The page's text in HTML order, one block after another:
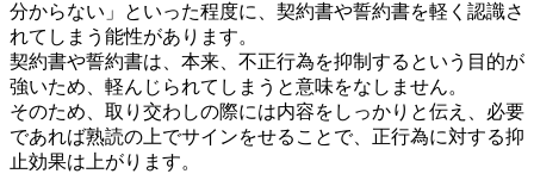
分からない」といった程度に、契約書や誓約書を軽く認識さ
れてしまう能性があります。
契約書や誓約書は、本来、不正行為を抑制するという目的が
強いため、軽んじられてしまうと意味をなしません。
そのため、取り交わしの際には内容をしっかりと伝え、必要
であれば熟読の上でサインをせることで、正行為に対する抑
止効果は上がります。